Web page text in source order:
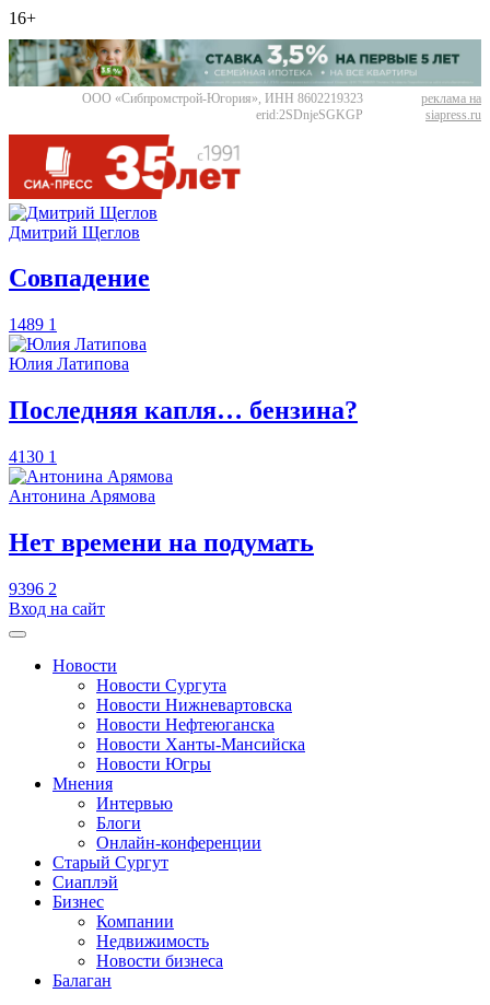
16+
ООО «Сибпромстрой-Югория», ИНН 8602219323
erid:2SDnjeSGKGP
реклама на
siapress.ru
Дмитрий Щеглов
​Совпадение
1489 1
Юлия Латипова
​Последняя капля… бензина?
4130 1
Антонина Арямова
​Нет времени на подумать
9396 2
Вход на сайт
Новости
Новости Сургута
Новости Нижневартовска
Новости Нефтеюганска
Новости Ханты-Мансийска
Новости Югры
Мнения
Интервью
Блоги
Онлайн-конференции
Старый Сургут
Сиаплэй
Бизнес
Компании
Недвижимость
Новости бизнеса
Балаган